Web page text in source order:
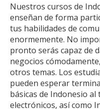
Nuestros cursos de
enseñan de forma
tus habilidades de
enormemente. No
pronto serás capaz de
negocios
otros temas. Los
pueden esperar
básicas de Indonesio
electrónicos, así como